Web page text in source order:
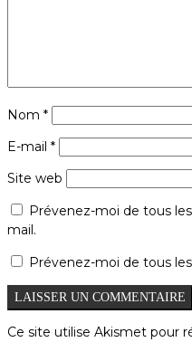
Nom *
E-mail *
Site web
Prévenez-moi de tous
mail.
Prévenez-moi de tous
Ce site utilise Akismet pour